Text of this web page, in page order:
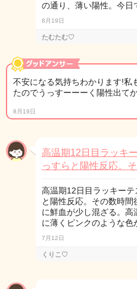
の通り、薄い陽性。今日
8月19日
たむたむ♡
不安になる気持ちわかります!私
たのでうっすーーーく陽性出て
8月19日
高温期12日目ラッキ
っすらと陽性反応。
高温期12日目ラッキー
と陽性反応。その数時間
に鮮血が少し混ざる。高
に薄くピンクのような色
7月12日
くりこ♡